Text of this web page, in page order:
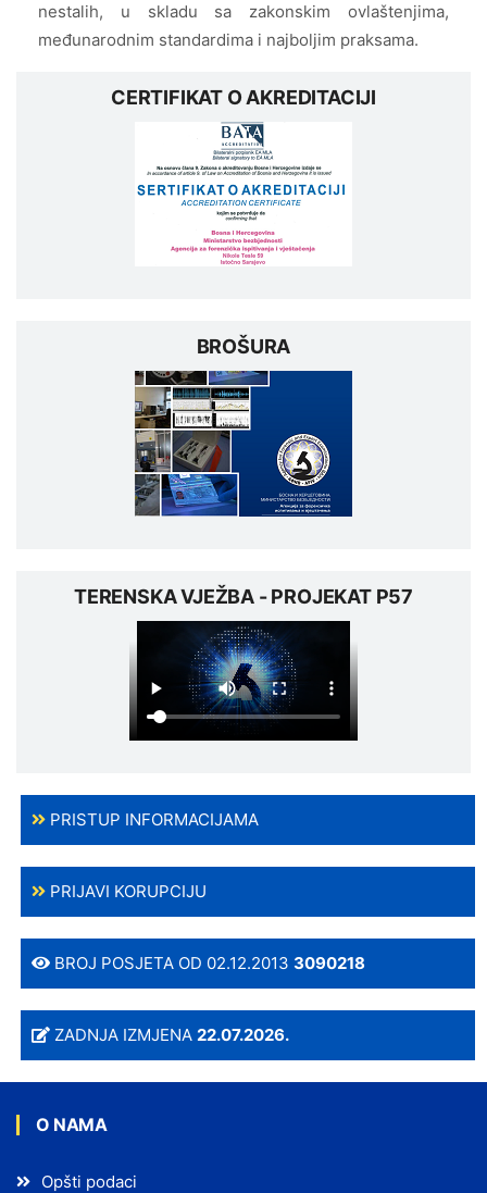
nestalih, u skladu sa zakonskim ovlaštenjima,
međunarodnim standardima i najboljim praksama.
CERTIFIKAT O AKREDITACIJI
BROŠURA
TERENSKA VJEŽBA - PROJEKAT P57
PRISTUP INFORMACIJAMA
PRIJAVI KORUPCIJU
BROJ POSJETA OD 02.12.20133090218
ZADNJA IZMJENA22.07.2026.
O NAMA
Opšti podaci